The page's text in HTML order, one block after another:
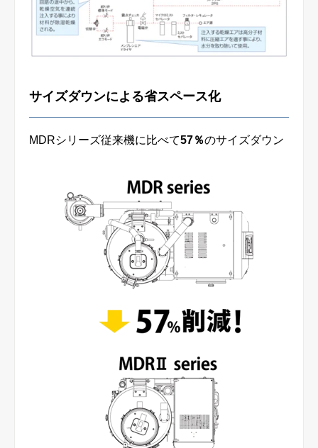
サイズダウンによる省スペース化
MDRシリーズ従来機に比べて57％のサイズダウン